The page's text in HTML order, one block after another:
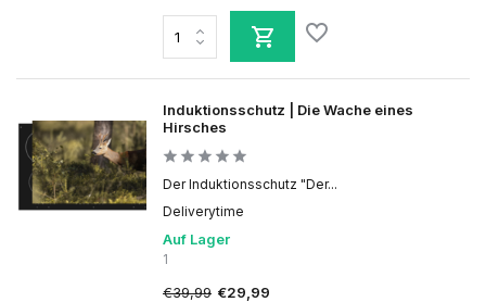
Induktionsschutz | Die Wache eines
Hirsches
Der Induktionsschutz "Der...
Deliverytime
Auf Lager
1
€39,99 €29,99